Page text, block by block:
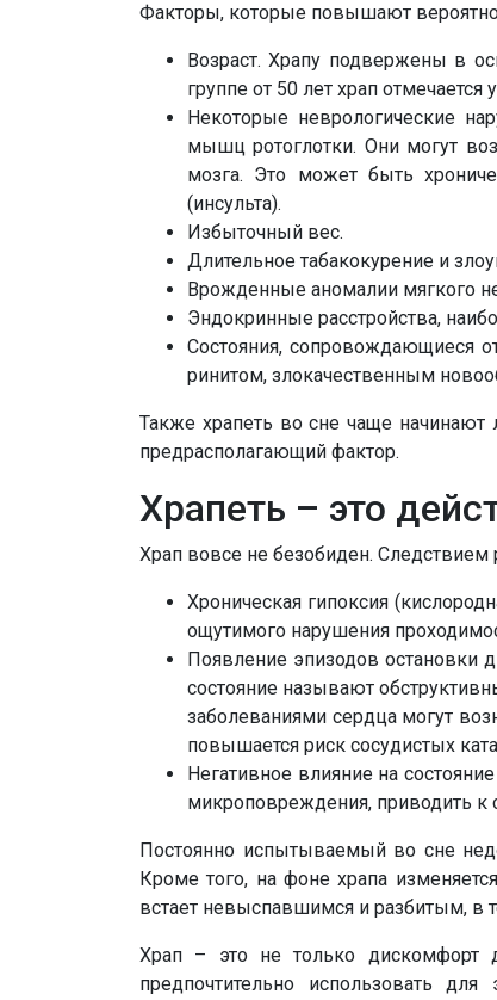
Факторы, которые повышают
Возраст. Храпу подвержены в
группе от 50 лет храп
Некоторые неврологические
мышц ротоглотки. Они могут
мозга. Это может быть
(инсульта).
Избыточный вес.
Длительное табакокурение и
Врожденные аномалии мягкого
Эндокринные расстройства,
Состояния, сопровождающиеся
ринитом, злокачественным
Также храпеть во сне чаще начинают
предрасполагающий фактор.
Храпеть – это
Храп вовсе не безобиден. Следствием
Хроническая гипоксия
ощутимого нарушения
Появление эпизодов остановки
состояние называют
заболеваниями сердца могут
повышается риск сосудистых
Негативное влияние на
микроповреждения, приводить к
Постоянно испытываемый во сне
Кроме того, на фоне храпа
встает невыспавшимся и разбитым, в
Храп – это не только дискомфорт
предпочтительно использовать